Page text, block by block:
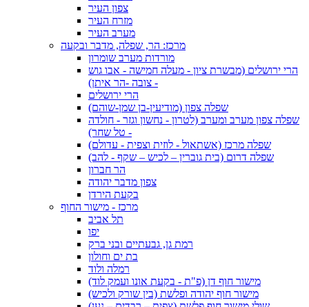
צפון העיר
מזרח העיר
מערב העיר
מרכז: הר, שפלה, מדבר ובקעה
מורדות מערב שומרון
הרי ירושלים (מבשרת ציון - מעלה חמישה - אבו גוש
- צובה -הר איתן)
הרי ירושלים
שפלה צפון (מודיעין-בן שמן-שוהם)
שפלה צפון מערב ומערב (לטרון - נחשון וגזר - חולדה
- טל שחר)
שפלה מרכז (אשתאול - לוזית וצפית - עדולם)
שפלה דרום (בית גוברין – לכיש – שקף - להב)
הר חברון
צפון מדבר יהודה
בקעת הירדן
מרכז - מישור החוף
תל אביב
יפו
רמת גן, גבעתיים ובני ברק
בת ים וחולון
רמלה ולוד
מישור חוף דן (פ"ת - בקעת אונו ועמק לוד)
מישור חוף יהודה ופלשת (בין שורק ולכיש)